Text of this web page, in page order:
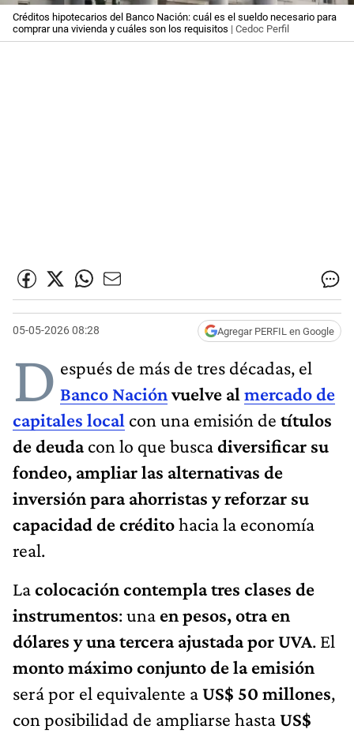
Créditos hipotecarios del Banco Nación: cuál es el sueldo necesario para
comprar una vivienda y cuáles son los requisitos | Cedoc Perfil
05-05-2026 08:28 Agregar PERFIL en Google
D espués de más de tres décadas, el
Banco Naciónvuelve al mercado de
capitales local con una emisión de títulos
de deudacon lo que buscadiversificar su
fondeo, ampliar las alternativas de
inversión para ahorristas y reforzar su
capacidad de créditohacia la economía
real.
Lacolocación contempla tres clases de
instrumentos: una en pesos, otra en
dólares y una tercera ajustada por UVA. El
monto máximo conjunto de la emisión
será por el equivalente aUS$ 50 millones,
con posibilidad de ampliarse hastaUS$